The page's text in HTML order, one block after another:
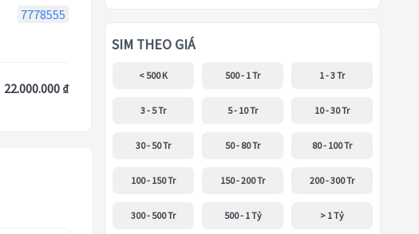
7778555
22.000.000 ₫
SIM THEO GIÁ
< 500 K 500 - 1 Tr 1 - 3 Tr
3 - 5 Tr 5 - 10 Tr 10 - 30 Tr
30 - 50 Tr 50 - 80 Tr 80 - 100 Tr
100 - 150 Tr 150 - 200 Tr 200 - 300 Tr
300 - 500 Tr 500 - 1 Tỷ > 1 Tỷ